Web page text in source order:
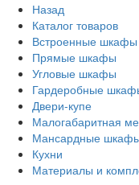
Назад
Каталог товаров
Встроенные шкафы
Прямые шкафы
Угловые шкафы
Гардеробные
Двери-купе
Малогабаритная
Мансардные
Кухни
Материалы и